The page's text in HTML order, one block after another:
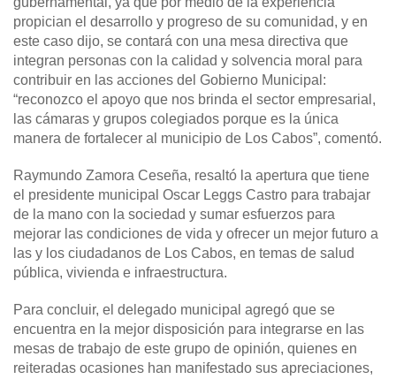
propician el desarrollo y progreso de su comunidad, y en
este caso dijo, se contará con una mesa directiva que
integran personas con la calidad y solvencia moral para
contribuir en las acciones del Gobierno Municipal:
“reconozco el apoyo que nos brinda el sector empresarial,
las cámaras y grupos colegiados porque es la única
manera de fortalecer al municipio de Los Cabos”, comentó.
Raymundo Zamora Ceseña, resaltó la apertura que tiene
el presidente municipal Oscar Leggs Castro para trabajar
de la mano con la sociedad y sumar esfuerzos para
mejorar las condiciones de vida y ofrecer un mejor futuro a
las y los ciudadanos de Los Cabos, en temas de salud
pública, vivienda e infraestructura.
Para concluir, el delegado municipal agregó que se
encuentra en la mejor disposición para integrarse en las
mesas de trabajo de este grupo de opinión, quienes en
reiteradas ocasiones han manifestado sus apreciaciones,